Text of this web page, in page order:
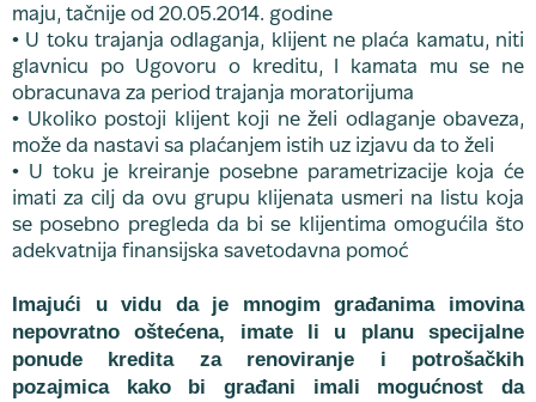
maju, tačnije od 20.05.2014. godine
• U toku trajanja odlaganja, klijent ne plaća kamatu, niti
glavnicu po Ugovoru o kreditu, I kamata mu se ne
obracunava za period trajanja moratorijuma
• Ukoliko postoji klijent koji ne želi odlaganje obaveza,
može da nastavi sa plaćanjem istih uz izjavu da to želi
• U toku je kreiranje posebne parametrizacije koja će
imati za cilj da ovu grupu klijenata usmeri na listu koja
se posebno pregleda da bi se klijentima omogućila što
adekvatnija finansijska savetodavna pomoć
Imajući u vidu da je mnogim građanima imovina
nepovratno oštećena, imate li u planu specijalne
ponude kredita za renoviranje i potrošačkih
pozajmica kako bi građani imali mogućnost da